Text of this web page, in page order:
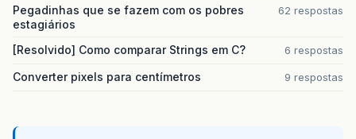
Pegadinhas que se fazem com os pobres
estagiários
62 respostas
[Resolvido] Como comparar Strings em C? 6 respostas
Converter pixels para centímetros 9 respostas